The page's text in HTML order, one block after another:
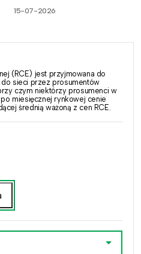
15-07-2026
(RCE) jest przyjmowana do
sieci przez prosumentów
czym niektórzy prosumenci w
miesięcznej rynkowej cenie
średnią ważoną z cen RCE.